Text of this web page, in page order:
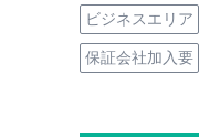
ビジネスエリア
保証会社加入要